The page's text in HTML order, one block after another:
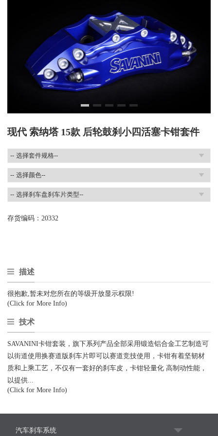
现代 索纳塔 15款 后轮鼓刹小四活塞卡钳套件
存货编码： 20332
描述
很抱歉,暂未对您所在的等级开放显示权限!
(Click for More Info)
技术
SAVANINI卡钳套装，旗下系列产品全部采用锻造铝合金工艺制造可
以街道使用换赛道版刹车片即可以赛道竞技使用，卡钳有着坚韧材
质和上乘工艺，不仅有一套好的刹车皮，卡钳轻量化 高制动性能，
以提供...
(Click for More Info)
汽车刹车系统